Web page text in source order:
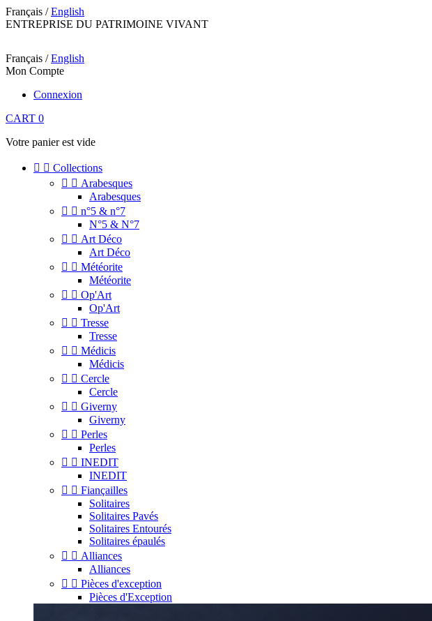
Français /English
ENTREPRISE DU PATRIMOINE VIVANT
Français /English
Mon Compte
Connexion
CART 0
Votre panier est vide
  Collections
  Arabesques
Arabesques
  n°5 & n°7
N°5 & N°7
  Art Déco
Art Déco
  Météorite
Météorite
  Op'Art
Op'Art
  Tresse
Tresse
  Médicis
Médicis
  Cercle
Cercle
  Giverny
Giverny
  Perles
Perles
  INEDIT
INEDIT
  Fiançailles
Solitaires
Solitaires Pavés
Solitaires Entourés
Solitaires épaulés
  Alliances
Alliances
  Pièces d'exception
Pièces d'Exception